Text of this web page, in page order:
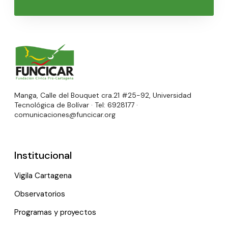
Manga, Calle del Bouquet cra.21 #25-92, Universidad
Tecnológica de Bolívar · Tel: 6928177 ·
comunicaciones@funcicar.org
Institucional
Vigila Cartagena
Observatorios
Programas y proyectos